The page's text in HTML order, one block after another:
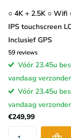
waarop alle
datum. De GPS
video’s worden
opgeslagen. Op
bepaalde
afgelegde route
ontwikkelde
afgespeeld.
GPS om
○ 4K + 2.5K ○ Wifi
IPS touchscreen
Inclusief GPS
59reviews
Vóór 23.45u
vandaag
Vóór 23.45u
vandaag
€249,99